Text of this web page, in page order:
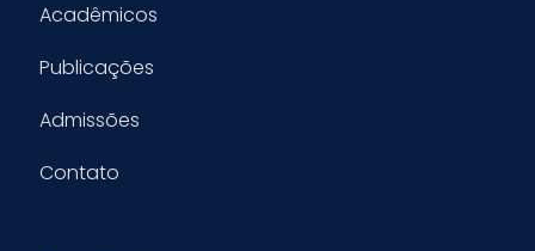
Acadêmicos
Publicações
Admissões
Contato